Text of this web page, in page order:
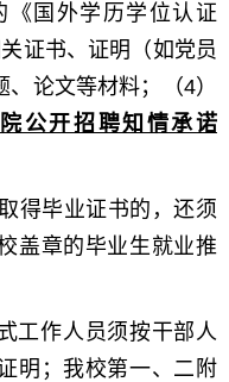
《国外学历学位认证
证书、证明（如党员
论文等材料；（4）
公开招聘知情承诺
得毕业证书的，还须
盖章的毕业生就业推
工作人员须按干部人
明；我校第一、二附